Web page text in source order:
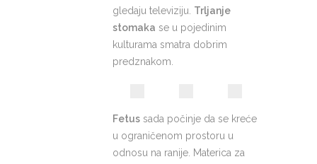
gledaju televiziju. Trljanje
stomaka se u pojedinim
kulturama smatra dobrim
predznakom.
Fetus sada počinje da se kreće
u ograničenom prostoru u
odnosu na ranije. Materica za